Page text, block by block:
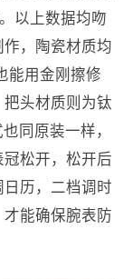
以上数据均吻
，陶瓷材质均
能用金刚擦修
头材质则为钛
同原装一样，
松开，松开后
历，二档调时
能确保腕表防